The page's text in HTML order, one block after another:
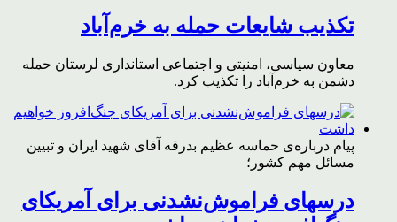
تکذیب شایعات حمله به خرم‌آباد
معاون سیاسی، امنیتی و اجتماعی استانداری لرستان حمله
دشمن به خرم‌آباد را تکذیب کرد.
پیام درباره‌ی حماسه عظیم بدرقه آقای شهید ایران و تبیین
مسائل مهم کشور؛
درسهای فراموش‌نشدنی برای آمریکای